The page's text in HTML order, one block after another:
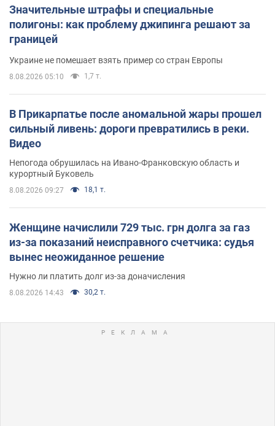
Значительные штрафы и специальные
полигоны: как проблему джипинга решают за
границей
Украине не помешает взять пример со стран Европы
8.08.2026 05:10 1,7 т.
В Прикарпатье после аномальной жары прошел
сильный ливень: дороги превратились в реки.
Видео
Непогода обрушилась на Ивано-Франковскую область и
курортный Буковель
8.08.2026 09:27 18,1 т.
Женщине начислили 729 тыс. грн долга за газ
из-за показаний неисправного счетчика: судья
вынес неожиданное решение
Нужно ли платить долг из-за доначисления
8.08.2026 14:43 30,2 т.